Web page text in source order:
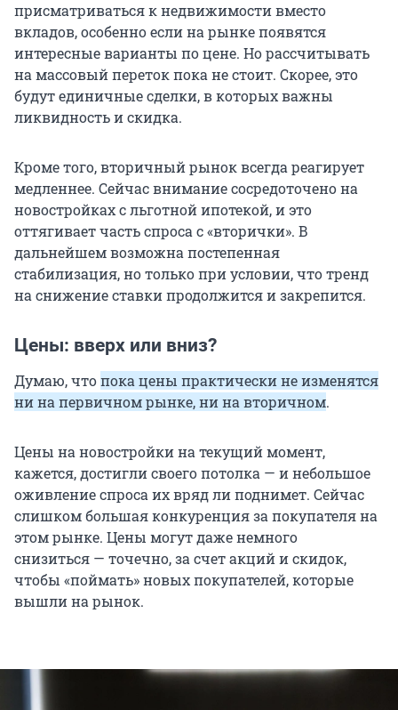
присматриваться к недвижимости вместо
вкладов, особенно если на рынке появятся
интересные варианты по цене. Но рассчитывать
на массовый переток пока не стоит. Скорее, это
будут единичные сделки, в которых важны
ликвидность и скидка.
Кроме того, вторичный рынок всегда реагирует
медленнее. Сейчас внимание сосредоточено на
новостройках с льготной ипотекой, и это
оттягивает часть спроса с «вторички». В
дальнейшем возможна постепенная
стабилизация, но только при условии, что тренд
на снижение ставки продолжится и закрепится.
Цены: вверх или вниз?
Думаю, чтопока цены практически не изменятся
ни на первичном рынке, ни на вторичном.
Цены на новостройки на текущий момент,
кажется, достигли своего потолка — и небольшое
оживление спроса их вряд ли поднимет. Сейчас
слишком большая конкуренция за покупателя на
этом рынке. Цены могут даже немного
снизиться — точечно, за счет акций и скидок,
чтобы «поймать» новых покупателей, которые
вышли на рынок.